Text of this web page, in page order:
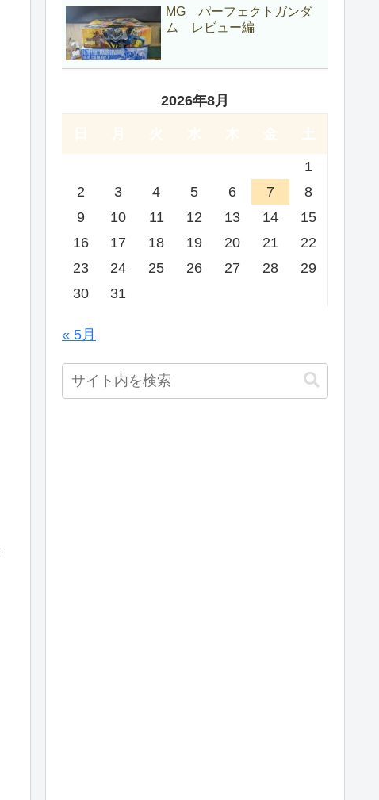
MG パーフェクトガンダ
ム レビュー編
2026年8月
1
2
3 4 5 6 7
8
9
10 11 12 13 14
15
16
17 18 19 20 21
22
23
24 25 26 27 28
29
30
31
« 5月